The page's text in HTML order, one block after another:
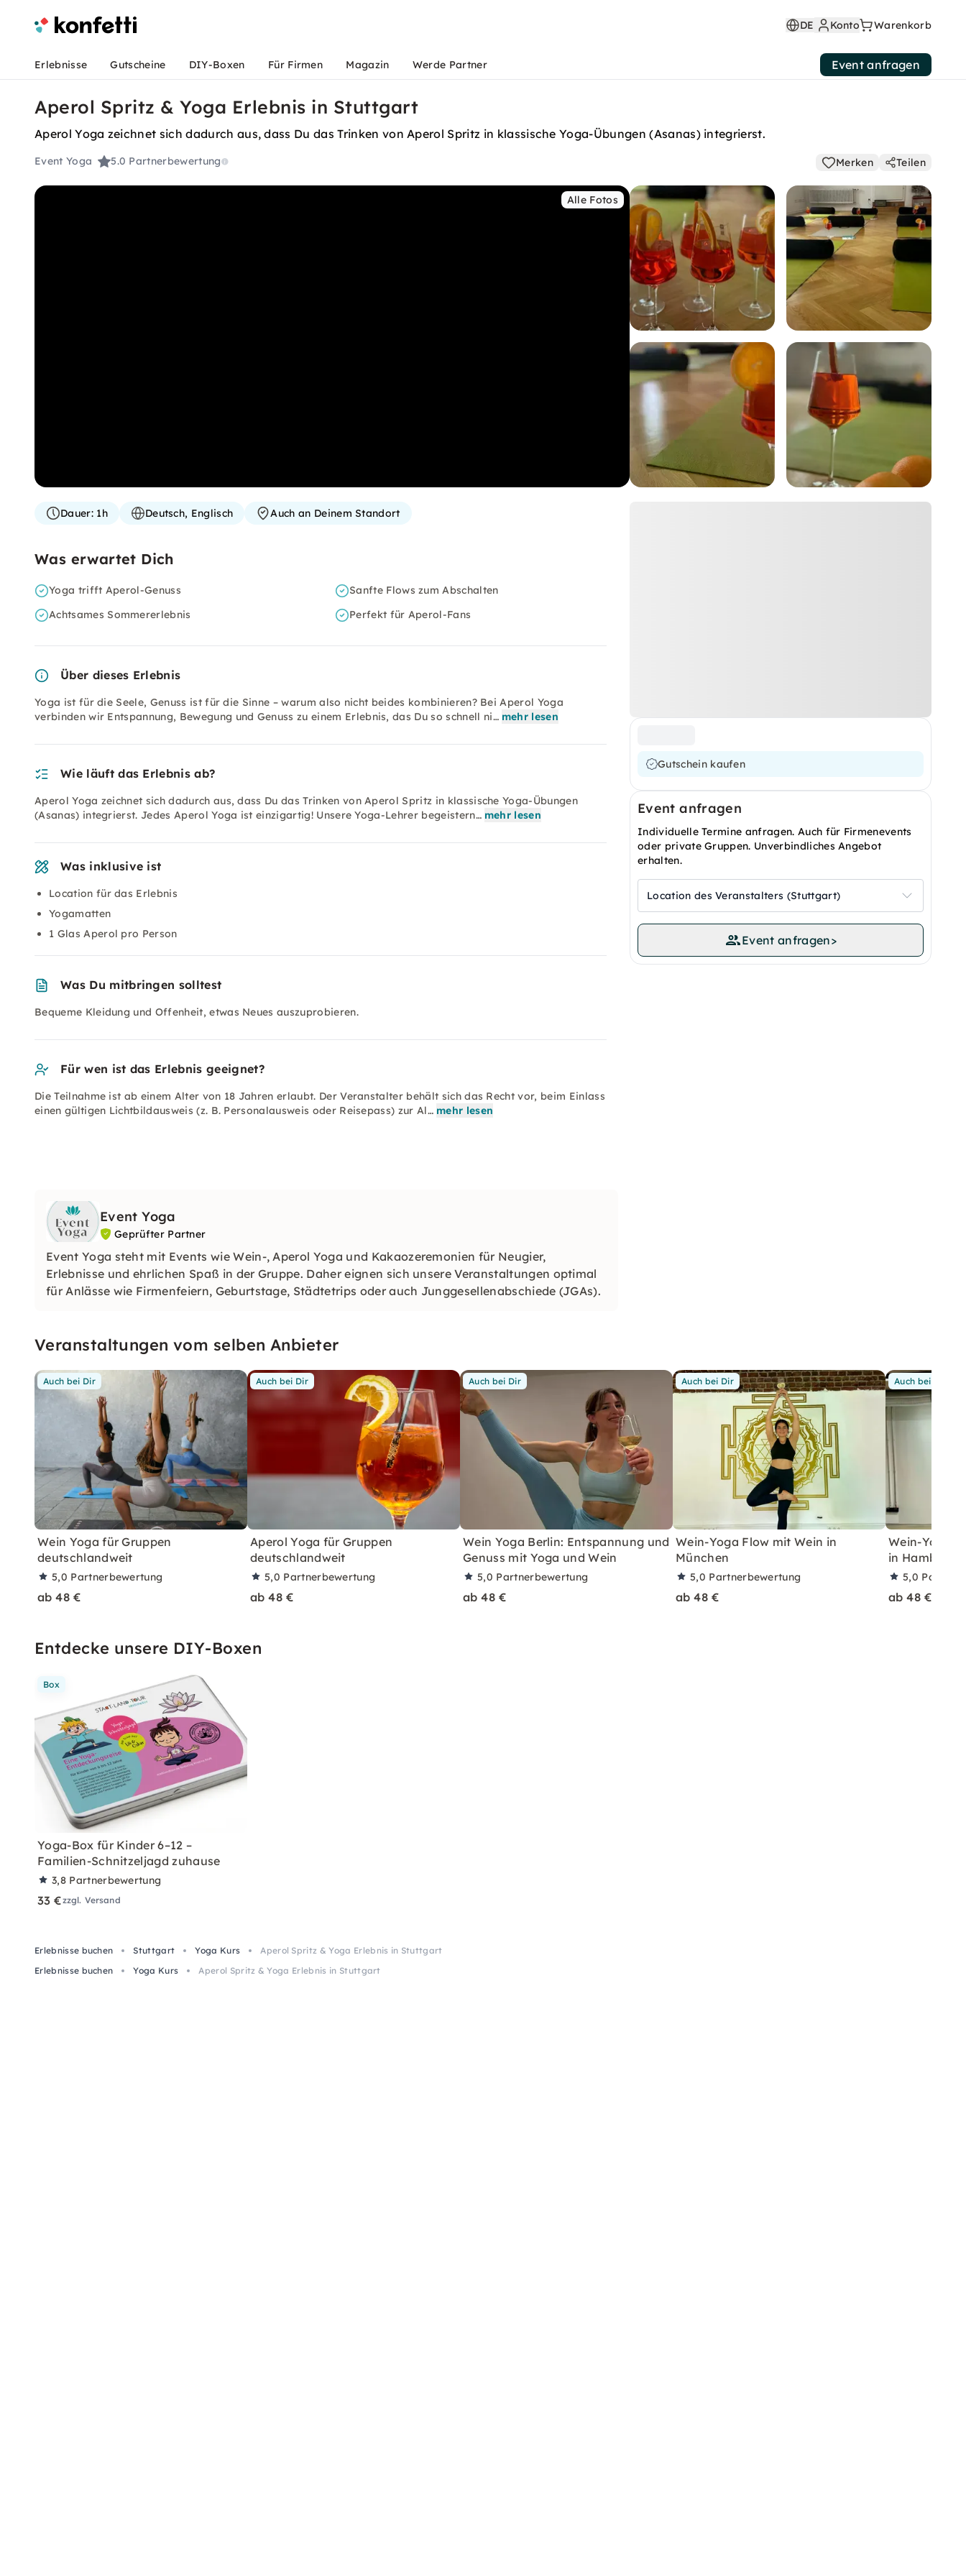
DE Konto Warenkorb
Erlebnisse Gutscheine DIY-Boxen Für Firmen Magazin Werde Partner Event anfragen
Aperol Spritz & Yoga Erlebnis in Stuttgart
Aperol Yoga zeichnet sich dadurch aus, dass Du das Trinken von Aperol Spritz in klassische Yoga-Übungen (Asanas) integrierst.
Event Yoga 5.0 Partnerbewertung Merken Teilen
Alle Fotos
Gutschein kaufen
Event anfragen
Individuelle Termine anfragen. Auch für Firmenevents
oder private Gruppen. Unverbindliches Angebot
erhalten.
Location des Veranstalters (Stuttgart)
Event anfragen>
Dauer:1h Deutsch, Englisch Auch an Deinem Standort
Was erwartet Dich
Yoga trifft Aperol-Genuss
Sanfte Flows zum Abschalten
Achtsames Sommererlebnis
Perfekt für Aperol-Fans
Über dieses Erlebnis
Yoga ist für die Seele, Genuss ist für die Sinne – warum also nicht beides kombinieren? Bei Aperol Yoga
verbinden wir Entspannung, Bewegung und Genuss zu einem Erlebnis, das Du so schnell ni… mehr lesen
Wie läuft das Erlebnis ab?
Aperol Yoga zeichnet sich dadurch aus, dass Du das Trinken von Aperol Spritz in klassische Yoga-Übungen
(Asanas) integrierst. Jedes Aperol Yoga ist einzigartig! Unsere Yoga-Lehrer begeistern… mehr lesen
Was inklusive ist
Location für das Erlebnis
Yogamatten
1 Glas Aperol pro Person
Was Du mitbringen solltest
Bequeme Kleidung und Offenheit, etwas Neues auszuprobieren.
Für wen ist das Erlebnis geeignet?
Die Teilnahme ist ab einem Alter von 18 Jahren erlaubt. Der Veranstalter behält sich das Recht vor, beim Einlass
einen gültigen Lichtbildausweis (z. B. Personalausweis oder Reisepass) zur Al… mehr lesen
Event Yoga
Geprüfter Partner
Event Yoga steht mit Events wie Wein-, Aperol Yoga und Kakaozeremonien für Neugier,
Erlebnisse und ehrlichen Spaß in der Gruppe. Daher eignen sich unsere Veranstaltungen optimal
für Anlässe wie Firmenfeiern, Geburtstage, Städtetrips oder auch Junggesellenabschiede (JGAs).
Veranstaltungen vom selben Anbieter
Auch bei Dir
Wein Yoga für Gruppen
deutschlandweit
5,0 Partnerbewertung
ab 48 €
Auch bei Dir
Aperol Yoga für Gruppen
deutschlandweit
5,0 Partnerbewertung
ab 48 €
Auch bei Dir
Wein Yoga Berlin: Entspannung und
Genuss mit Yoga und Wein
5,0 Partnerbewertung
ab 48 €
Auch bei Dir
Wein-Yoga Flow mit Wein in
München
5,0 Partnerbewertung
ab 48 €
Auch bei Dir
Wein-Yoga:
in Hamburg
5,0
ab 48 €
Entdecke unsere DIY-Boxen
Box
Yoga-Box für Kinder 6–12 –
Familien-Schnitzeljagd zuhause
3,8 Partnerbewertung
33 €zzgl. Versand
Erlebnisse buchen Stuttgart Yoga Kurs
Aperol Spritz & Yoga Erlebnis in Stuttgart
Erlebnisse buchen
Yoga Kurs Aperol Spritz & Yoga Erlebnis in Stuttgart